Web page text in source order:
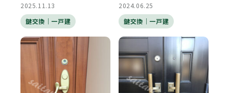
2025.11.13
鍵交換｜一戸建
2024.06.25
鍵交換｜一戸建